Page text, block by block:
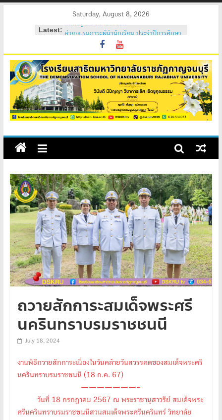
Saturday, August 8, 2026
Latest:
ค่ายอบรมภาวะผู้นำนักเรียน ประจำปีการศึกษา
วันสถาปนาโรงเรียนสาธิต 2569
ค่ายคุณธรรม จริยธรรม นักเรียนใหม่ 2569
ค่ายปรับพื้นฐานนักเรียนใหม่ 2569 (ม.1 และ
ม.4)
สถิตอยู่ในใจตราบนิรันดร์
ถวายสักการะสมเด็จพระศรี
นครินทราบรมราชชนนี
July 18, 2024
งานพิธีถวายสักการะเนื่องในวันคล้ายวันสวรรคตของสมเด็จพระศรี
นครินทราบรมราชชนนี (18 ก.ค. 67)
———————–
วันที่ 18 กรกฎาคม 2567 ณ พระราชานุสาวรีย์ สมเด็จพระ
ศรีนครินทราบรมราชชนนีสวนสมเด็จพระศรีนครินทร์ วิทยาลัย